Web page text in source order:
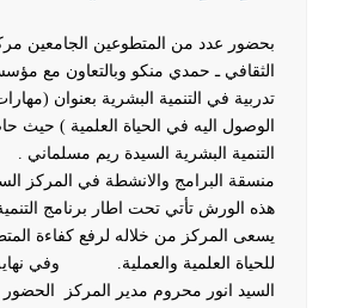
بحضور عدد من المتطوعين الجامعين
الثقافي ـ حمدي منكو وبالتعاون مع
تدربية في التنمية البشرية بعنوان
الوصول اليه في الحياة العلمية ) حيث
التنمية البشرية السيدة ريم مسلماني .
منسقة البرامج والانشطة في المركز
هذه الورش تأتي تحت اطار برنامج
يسعى المركز من خلاله لرفع كفاءة
للحياة العلمية والعملية.
وفي
السيد انور محروم مدير المركز